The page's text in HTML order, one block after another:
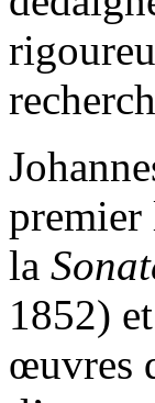
premier
la
1852)
œuvres